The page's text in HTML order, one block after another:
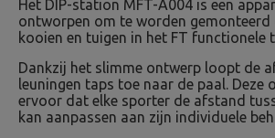
Het DIP-station MFT-A004 is een
ontworpen om te worden gemonteerd
kooien en tuigen in het FT functionele
Dankzij het slimme ontwerp loopt de
leuningen taps toe naar de paal. Deze
ervoor dat elke sporter de afstand
kan aanpassen aan zijn individuele